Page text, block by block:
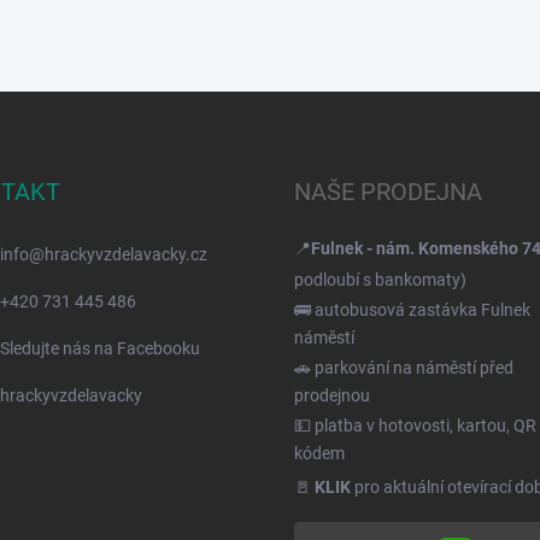
info@hrackyvzdelavacky.cz
+420 731 445 486
Sledujte nás na Facebooku
hrackyvzdelavacky
NAŠE PRODEJNA
📍Fulnek - nám. Komenského 74
podloubí s bankomaty)
🚌 autobusová zastávka Fulnek
náměstí
🚗 parkování na náměstí před
prodejnou
💵 platba v hotovosti, kartou, QR
kódem
🚪 KLIK pro aktuální otevírací